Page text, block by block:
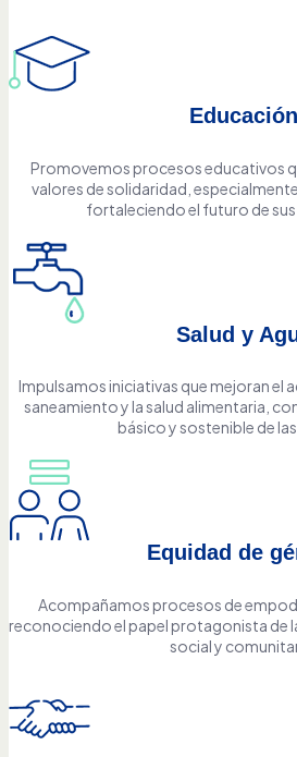
Educación
Promovemos procesos educativos
valores de solidaridad,
fortaleciendo el futuro de
Salud y
Impulsamos iniciativas que mejoran el
saneamiento y la salud alimentaria,
básico y sostenible de
Equidad de
Acompañamos procesos de
reconociendo el papel protagonista de
social y